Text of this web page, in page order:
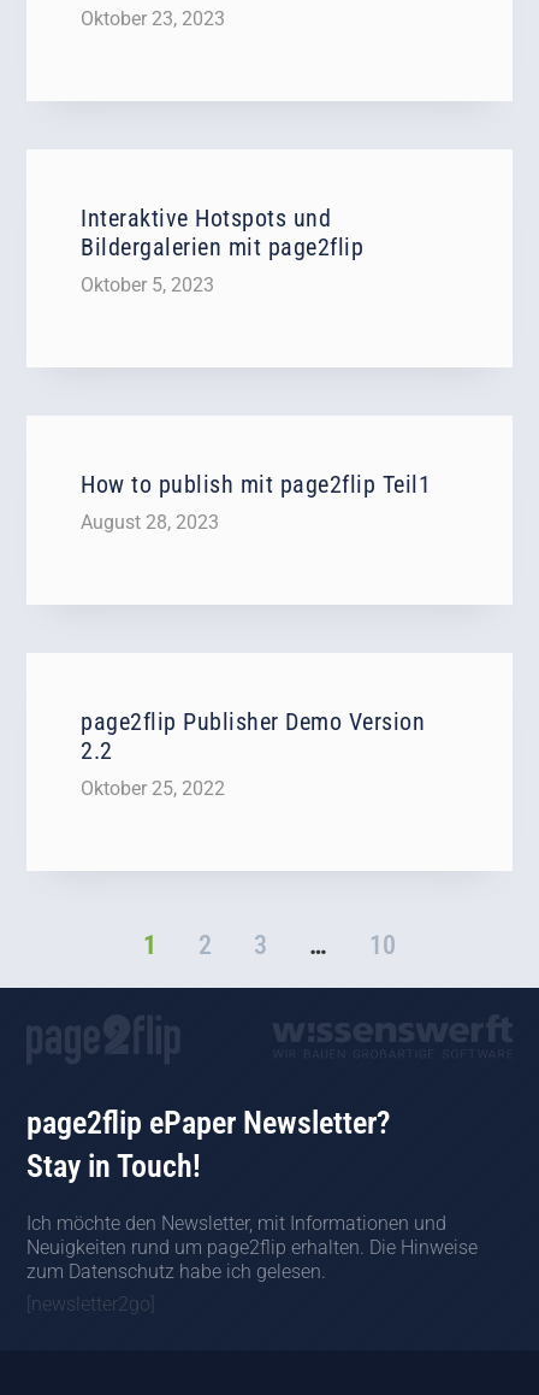
Oktober 23, 2023
Interaktive Hotspots und
Bildergalerien mit page2flip
Oktober 5, 2023
How to publish mit page2flip Teil1
August 28, 2023
page2flip Publisher Demo Version
2.2
Oktober 25, 2022
1 2 3 … 10
page2flip ePaper Newsletter?
Stay in Touch!
Ich möchte den Newsletter, mit Informationen und
Neuigkeiten rund um page2flip erhalten. Die Hinweise
zum Datenschutz habe ich gelesen.
[newsletter2go]